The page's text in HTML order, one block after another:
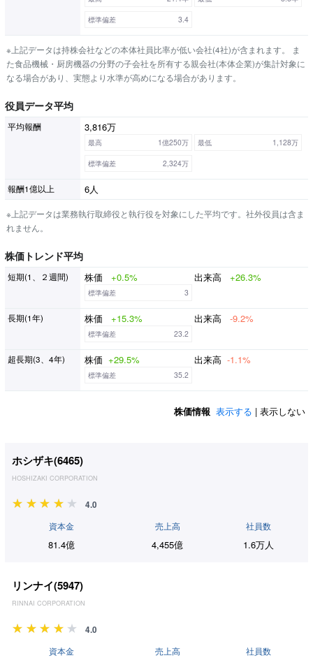
標準偏差
3.4
※上記データは持株会社などの本体社員比率が低い会社(4社)が含まれます。 ま
た食品機械・厨房機器の分野の子会社を所有する親会社(本体企業)が集計対象に
なる場合があり、実態より水準が高めになる場合があります。
役員データ平均
平均報酬 3,816万
最高 1億250万 最低
1,128万
標準偏差
2,324万
報酬1億以上 6人
※上記データは業務執行取締役と執行役を対象にした平均です。社外役員は含ま
れません。
株価トレンド平均
短期(1、２週間) 株価 +0.5% 出来高 +26.3%
標準偏差 3
長期(1年) 株価 +15.3% 出来高 -9.2%
標準偏差 23.2
超長期(3、4年) 株価 +29.5% 出来高 -1.1%
標準偏差 35.2
株価情報 表示する | 表示しない
ホシザキ(6465)
HOSHIZAKI CORPORATION
4.0
資本金
81.4億
売上高
4,455億
社員数
1.6万人
リンナイ(5947)
RINNAI CORPORATION
4.0
資本金 売上高 社員数